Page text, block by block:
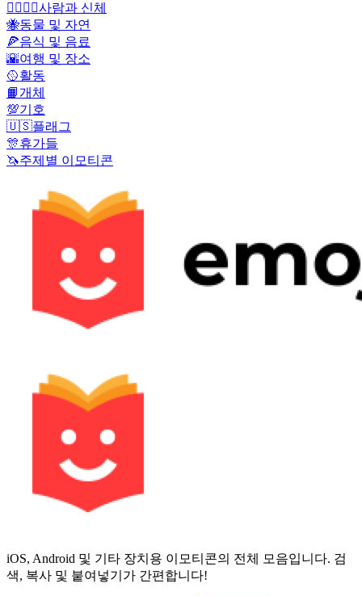
👩‍❤️‍💋‍👨사람과 신체
🐝동물 및 자연
🍕음식 및 음료
🌇여행 및 장소
🥎활동
📙개체
💯기호
🇺🇸플래그
🎊휴가들
🦄주제별 이모티콘
iOS, Android 및 기타 장치용 이모티콘의 전체 모음입니다. 검
색, 복사 및 붙여넣기가 간편합니다!